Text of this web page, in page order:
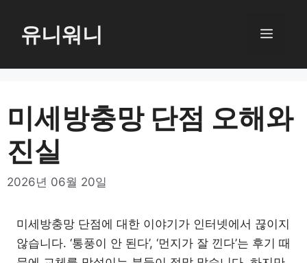
로
너
뛰
기
유니워니 메
미세방충망 단점 오해와
진실
2026년 06월 20일
미세방충망 단점에 대한 이야기가 인터넷에서 끊이지
않습니다. ‘통풍이 안 된다’, ‘먼지가 잘 낀다’는 후기 때